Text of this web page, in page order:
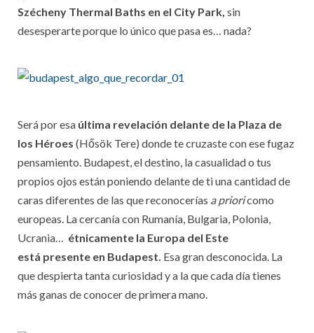
Szécheny Thermal Baths en el City Park, sin
desesperarte porque lo único que pasa es… nada?
Será por esa última revelación delante de la Plaza de
los Héroes (Hősök Tere) donde te cruzaste con ese fugaz
pensamiento. Budapest, el destino, la casualidad o tus
propios ojos están poniendo delante de ti una cantidad de
caras diferentes de las que reconocerías a prioricomo
europeas. La cercanía con Rumanía, Bulgaria, Polonia,
Ucrania… étnicamente la Europa del Este
está presente en Budapest. Esa gran desconocida. La
que despierta tanta curiosidad y a la que cada día tienes
más ganas de conocer de primera mano.